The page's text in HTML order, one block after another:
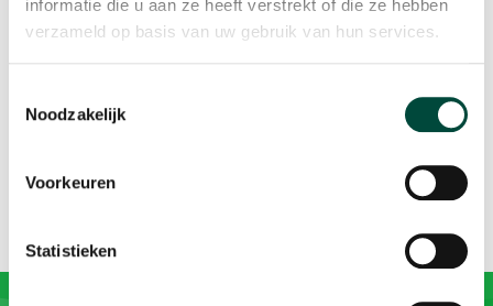
informatie die u aan ze heeft verstrekt of die ze hebben
verzameld op basis van uw gebruik van hun services.
Noodzakelijk
Voorkeuren
Statistieken
A) Boerenkool - Spruitjes - Wortels
Bron:sport.nl